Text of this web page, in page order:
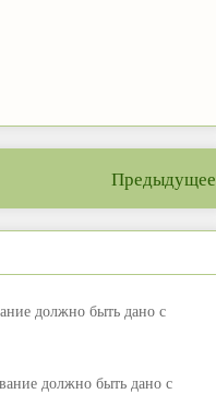
Предыдущее
должно быть дано с
должно быть дано с